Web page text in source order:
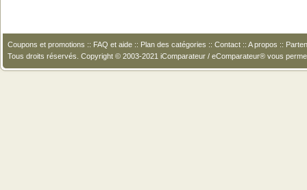
Coupons et promotions :: FAQ et aide :: Plan des catégories :: Contact :: A propos ::
Tous droits réservés. Copyright © 2003-2021 iComparateur / eComparateur® vous